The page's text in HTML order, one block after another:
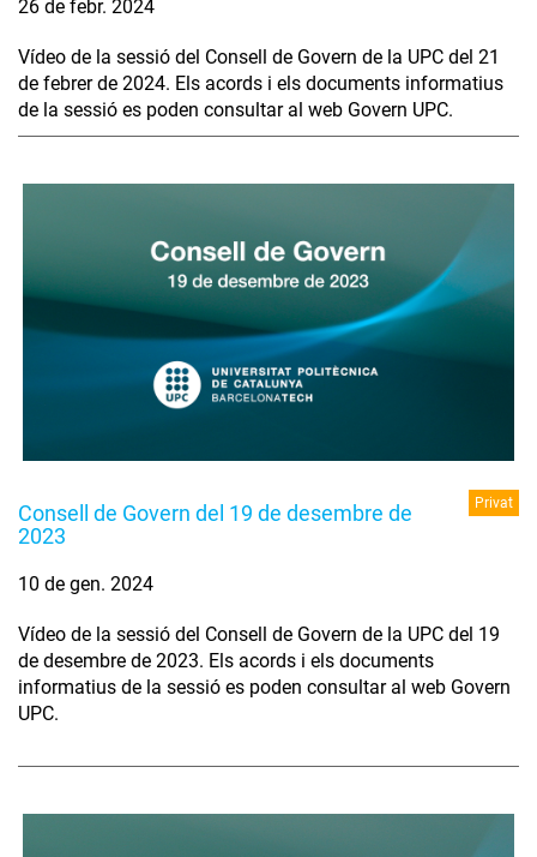
26 de febr. 2024
Vídeo de la sessió del Consell de Govern de la UPC del 21
de febrer de 2024. Els acords i els documents informatius
de la sessió es poden consultar al web Govern UPC.
Consell de Govern del 19 de desembre de
2023
Privat
10 de gen. 2024
Vídeo de la sessió del Consell de Govern de la UPC del 19
de desembre de 2023. Els acords i els documents
informatius de la sessió es poden consultar al web Govern
UPC.